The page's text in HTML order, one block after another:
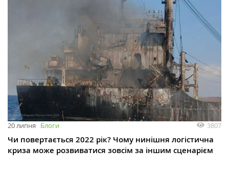
20 липня Блоги 3807
Чи повертається 2022 рік? Чому нинішня логістична
криза може розвиватися зовсім за іншим сценарієм